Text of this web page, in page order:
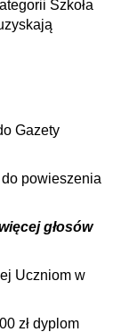
Szkoła
Gazety
do powieszenia
głosów
Uczniom w
zł dyplom